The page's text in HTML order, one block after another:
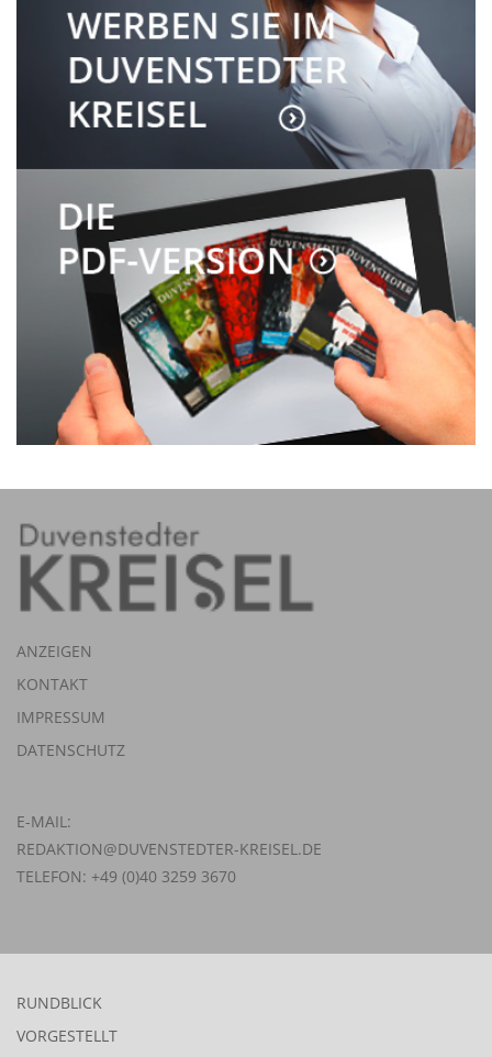
ANZEIGEN
KONTAKT
IMPRESSUM
DATENSCHUTZ
E-MAIL:
REDAKTION@DUVENSTEDTER-KREISEL.DE
TELEFON: +49 (0)40 3259 3670
RUNDBLICK
VORGESTELLT